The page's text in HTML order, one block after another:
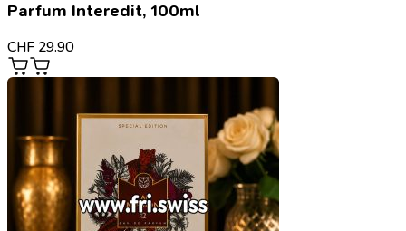
Parfum Interedit, 100ml
CHF 29.90